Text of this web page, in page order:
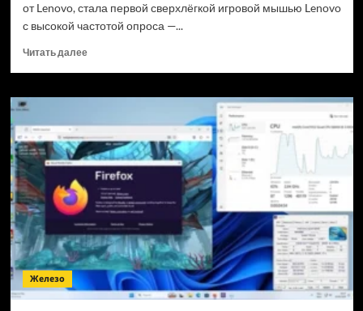
от Lenovo, стала первой сверхлёгкой игровой мышью Lenovo
с высокой частотой опроса —...
Читать далееПрочитать
Lenovo
55-
граммовую
игровую
мышь
Lecoo
Bellator
с
топовым
сенсором
и
Железо